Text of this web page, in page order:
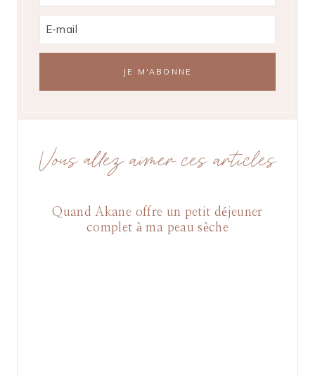
Vous allez aimer ces articles
Quand Akane offre un petit déjeuner
complet à ma peau sèche